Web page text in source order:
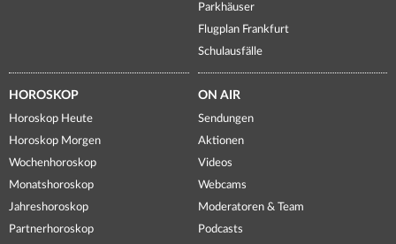
Parkhäuser
Flugplan Frankfurt
Schulausfälle
HOROSKOP
Horoskop Heute
Horoskop Morgen
Wochenhoroskop
Monatshoroskop
Jahreshoroskop
Partnerhoroskop
ON AIR
Sendungen
Aktionen
Videos
Webcams
Moderatoren & Team
Podcasts